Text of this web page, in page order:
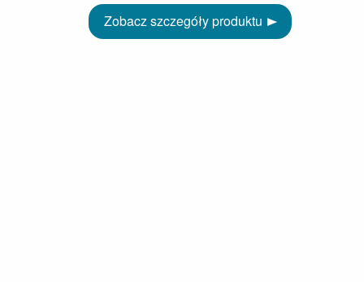
Zobacz szczegóły produktu